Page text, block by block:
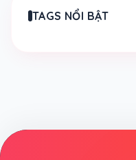
TAGS NỔI BẬT